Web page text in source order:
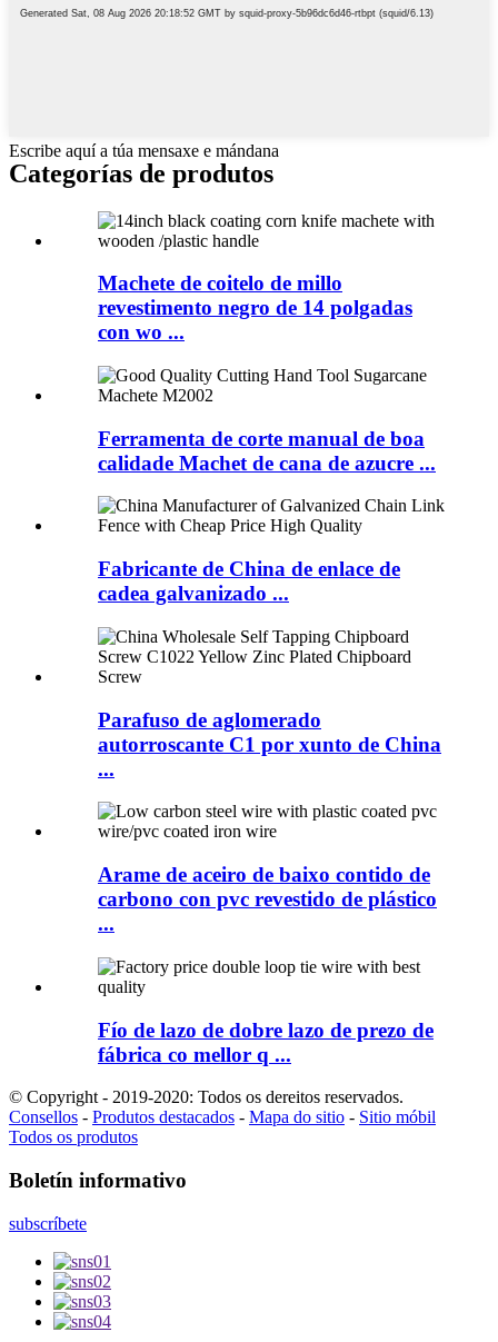
Escribe aquí a túa mensaxe e mándana
Categorías de produtos
Machete de coitelo de millo
revestimento negro de 14 polgadas
con wo ...
Ferramenta de corte manual de boa
calidade Machet de cana de azucre ...
Fabricante de China de enlace de
cadea galvanizado ...
Parafuso de aglomerado
autorroscante C1 por xunto de China
...
Arame de aceiro de baixo contido de
carbono con pvc revestido de plástico
...
Fío de lazo de dobre lazo de prezo de
fábrica co mellor q ...
© Copyright - 2019-2020: Todos os dereitos reservados.
Consellos - Produtos destacados - Mapa do sitio - Sitio móbil
Todos os produtos
Boletín informativo
subscríbete